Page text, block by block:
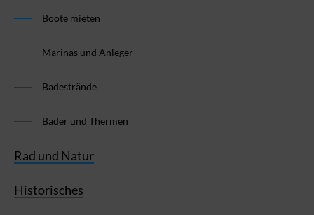
Boote mieten
Marinas und Anleger
Badestrände
Bäder und Thermen
Rad und Natur
Historisches